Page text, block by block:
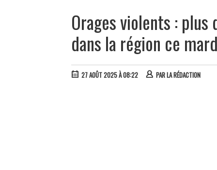
Orages violents :
dans la région ce
27 AOÛT 2025 À 08:22 PARLA RÉDACTION